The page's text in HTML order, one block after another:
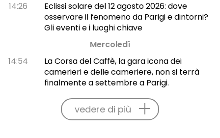
14:26
Eclissi solare del 12 agosto 2026: dove
osservare il fenomeno da Parigi e dintorni?
Gli eventi e i luoghi chiave
Mercoledì
14:54
La Corsa del Caffè, la gara icona dei
camerieri e delle cameriere, non si terrà
finalmente a settembre a Parigi.
vedere di più